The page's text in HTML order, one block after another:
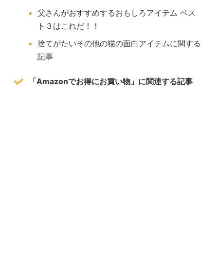
父さんがおすすめするおもしろアイテム ベス
ト３はこれだ！！
捨てがたいその他の猫の面白アイテムに関する
記事
「Amazonでお得にお買い物」に関連する記事